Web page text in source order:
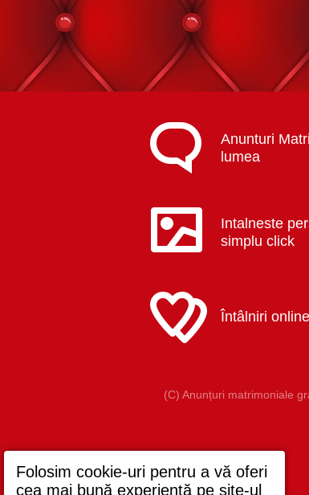
Anunturi
lumea
Intalneste
simplu click
Întâlniri
(C) Anunțuri matrimoniale
Folosim cookie-uri pentru a vă oferi
cea mai bună experiență pe site-ul